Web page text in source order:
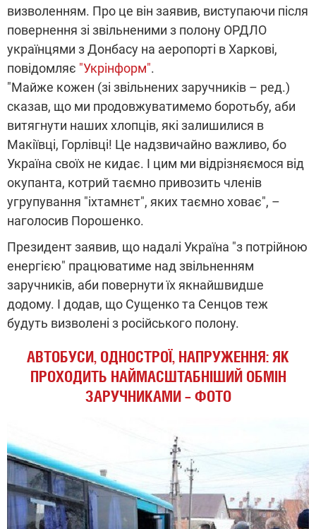
визволенням. Про це він заявив, виступаючи після
повернення зі звільненими з полону ОРДЛО
українцями з Донбасу на аеропорті в Харкові,
повідомляє "Укрінформ".
"Майже кожен (зі звільнених заручників – ред.)
сказав, що ми продовжуватимемо боротьбу, аби
витягнути наших хлопців, які залишилися в
Макіївці, Горлівці! Це надзвичайно важливо, бо
Україна своїх не кидає. І цим ми відрізняємося від
окупанта, котрий таємно привозить членів
угрупування "іхтамнєт", яких таємно ховає", –
наголосив Порошенко.
Президент заявив, що надалі Україна "з потрійною
енергією" працюватиме над звільненням
заручників, аби повернути їх якнайшвидше
додому. І додав, що Сущенко та Сенцов теж
будуть визволені з російського полону.
АВТОБУСИ, ОДНОСТРОЇ, НАПРУЖЕННЯ: ЯК
ПРОХОДИТЬ НАЙМАСШТАБНІШИЙ ОБМІН
ЗАРУЧНИКАМИ – ФОТО